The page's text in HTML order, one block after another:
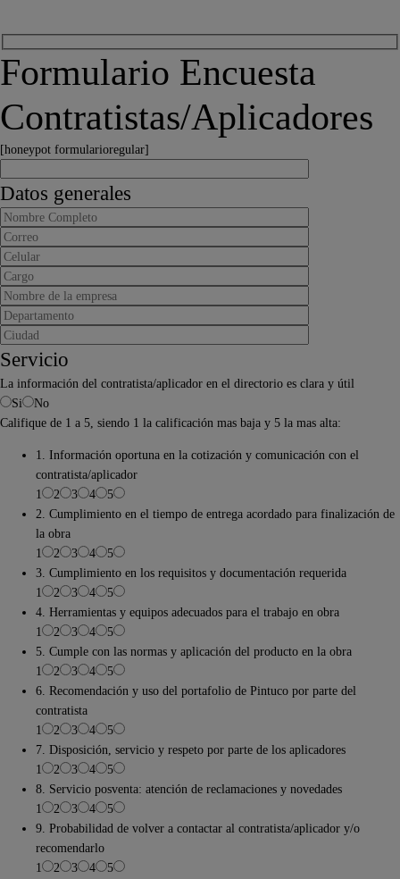
Formulario Encuesta
Contratistas/Aplicadores
[honeypot formularioregular]
Datos generales
Servicio
La información del contratista/aplicador en el directorio es clara y útil
Si
No
Califique de 1 a 5, siendo 1 la calificación mas baja y 5 la mas alta:
1. Información oportuna en la cotización y comunicación con el
contratista/aplicador
1
2 3 4
5
2. Cumplimiento en el tiempo de entrega acordado para finalización de
la obra
1
2 3 4
5
3. Cumplimiento en los requisitos y documentación requerida
1
2 3 4
5
4. Herramientas y equipos adecuados para el trabajo en obra
1
2 3 4
5
5. Cumple con las normas y aplicación del producto en la obra
1
2 3 4
5
6. Recomendación y uso del portafolio de Pintuco por parte del
contratista
1
2 3 4
5
7. Disposición, servicio y respeto por parte de los aplicadores
1
2 3 4
5
8. Servicio posventa: atención de reclamaciones y novedades
1
2 3 4
5
9. Probabilidad de volver a contactar al contratista/aplicador y/o
recomendarlo
1
2 3 4
5